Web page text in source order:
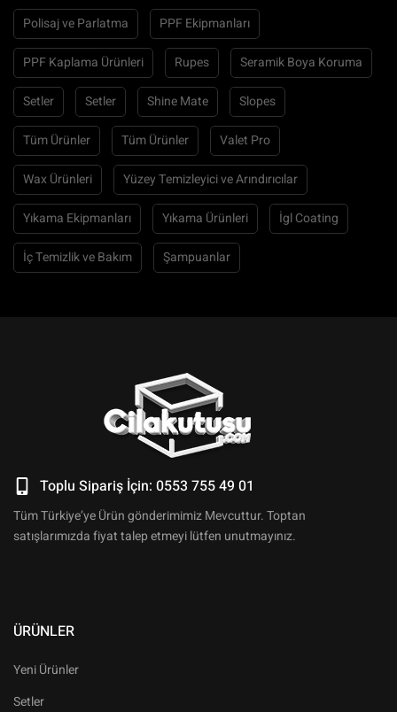
Polisaj ve Parlatma PPF Ekipmanları
PPF Kaplama Ürünleri Rupes Seramik Boya Koruma
Setler Setler Shine Mate Slopes
Tüm Ürünler Tüm Ürünler Valet Pro
Wax Ürünleri Yüzey Temizleyici ve Arındırıcılar
Yıkama Ekipmanları Yıkama Ürünleri İgl Coating
İç Temizlik ve Bakım Şampuanlar
Toplu Sipariş İçin: 0553 755 49 01
Tüm Türkiye’ye Ürün gönderimimiz Mevcuttur. Toptan
satışlarımızda fiyat talep etmeyi lütfen unutmayınız.
ÜRÜNLER
Yeni Ürünler
Setler